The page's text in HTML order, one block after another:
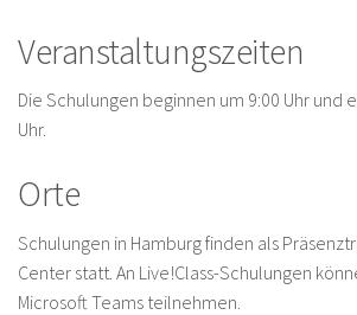
Veranstaltungszeiten
Die Schulungen beginnen um 9:00 Uhr und
Uhr.
Orte
Schulungen in Hamburg finden als
Center statt. An Live!Class-Schulungen
Microsoft Teams teilnehmen.